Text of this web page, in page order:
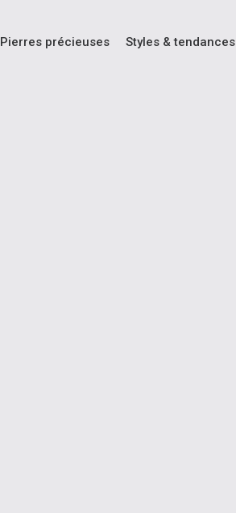
Pierres précieuses Styles & tendances